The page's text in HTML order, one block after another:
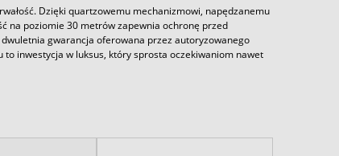
Dzięki quartzowemu mechanizmowi, napędzanemu
na poziomie 30 metrów zapewnia ochronę przed
gwarancja oferowana przez autoryzowanego
inwestycja w luksus, który sprosta oczekiwaniom nawet